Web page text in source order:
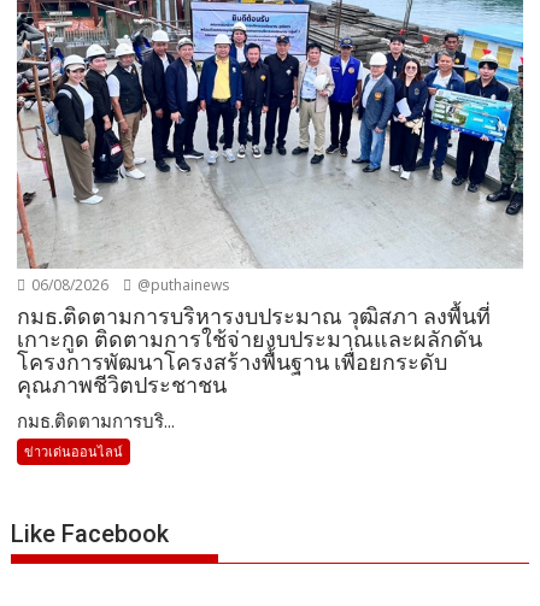
06/08/2026 @puthainews
กมธ.ติดตามการบริหารงบประมาณ วุฒิสภา ลงพื้นที่
เกาะกูด ติดตามการใช้จ่ายงบประมาณและผลักดัน
โครงการพัฒนาโครงสร้างพื้นฐาน เพื่อยกระดับ
คุณภาพชีวิตประชาชน
กมธ.ติดตามการบริ...
ข่าวเด่นออนไลน์
Like Facebook